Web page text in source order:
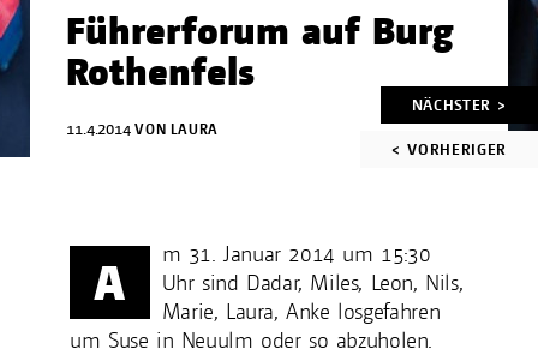
Artikelnavigation
NÄCHSTER >
< VORHERIGER
Führerforum auf Burg
Rothenfels
11.4.2014 VON LAURA
A
m 31. Januar 2014 um 15:30
Uhr sind Dadar, Miles, Leon, Nils,
Marie, Laura, Anke losgefahren
um Suse in Neuulm oder so abzuholen.